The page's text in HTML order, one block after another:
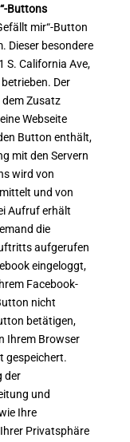
Buttons
mir“-Button
Dieser besondere
S. California Ave,
Der
Zusatz
Webseite
Button enthält,
mit den Servern
wird von
und von
Aufruf erhält
die
aufgerufen
eingeloggt,
Facebook-
nicht
betätigen,
Ihrem Browser
gespeichert.
der
und
Ihre
Privatsphäre